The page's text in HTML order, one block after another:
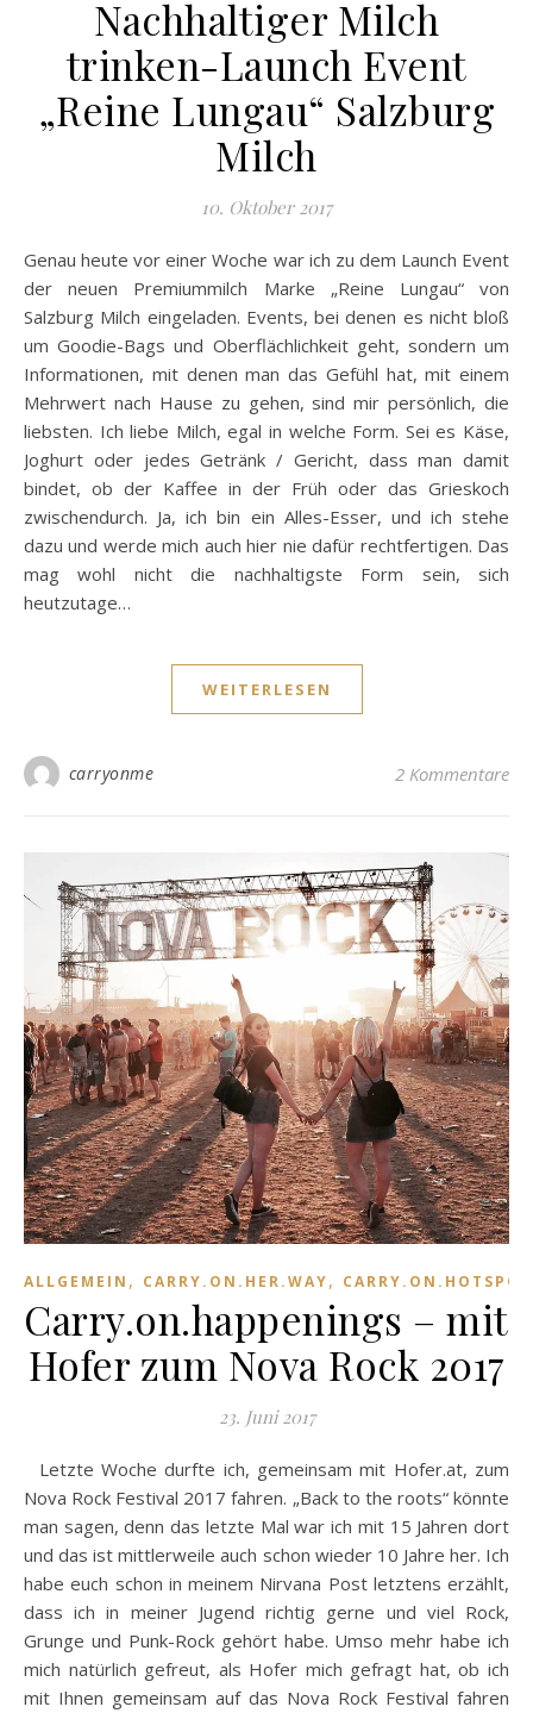
Nachhaltiger Milch
trinken-Launch Event
„Reine Lungau“ Salzburg
Milch
10. Oktober 2017
Genau heute vor einer Woche war ich zu dem Launch Event
der neuen Premiummilch Marke „Reine Lungau“ von
Salzburg Milch eingeladen. Events, bei denen es nicht bloß
um Goodie-Bags und Oberflächlichkeit geht, sondern um
Informationen, mit denen man das Gefühl hat, mit einem
Mehrwert nach Hause zu gehen, sind mir persönlich, die
liebsten. Ich liebe Milch, egal in welche Form. Sei es Käse,
Joghurt oder jedes Getränk / Gericht, dass man damit
bindet, ob der Kaffee in der Früh oder das Grieskoch
zwischendurch. Ja, ich bin ein Alles-Esser, und ich stehe
dazu und werde mich auch hier nie dafür rechtfertigen. Das
mag wohl nicht die nachhaltigste Form sein, sich
heutzutage…
WEITERLESEN
carryonme 2 Kommentare
ALLGEMEIN , CARRY.ON.HER.WAY,
Carry.on.happenings – mit
Hofer zum Nova Rock 2017
23. Juni 2017
Letzte Woche durfte ich, gemeinsam mit Hofer.at, zum
Nova Rock Festival 2017 fahren. „Back to the roots“ könnte
man sagen, denn das letzte Mal war ich mit 15 Jahren dort
und das ist mittlerweile auch schon wieder 10 Jahre her. Ich
habe euch schon in meinem Nirvana Post letztens erzählt,
dass ich in meiner Jugend richtig gerne und viel Rock,
Grunge und Punk-Rock gehört habe. Umso mehr habe ich
mich natürlich gefreut, als Hofer mich gefragt hat, ob ich
mit Ihnen gemeinsam auf das Nova Rock Festival fahren